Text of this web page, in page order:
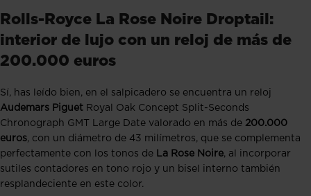
Rolls-Royce La Rose Noire Droptail:
interior de lujo con un reloj de más de
200.000 euros
Sí, has leído bien, en el salpicadero se encuentra un reloj
Audemars Piguet Royal Oak Concept Split-Seconds
Chronograph GMT Large Date valorado en más de 200.000
euros, con un diámetro de 43 milímetros, que se complementa
perfectamente con los tonos de La Rose Noire, al incorporar
sutiles contadores en tono rojo y un bisel interno también
resplandeciente en este color.